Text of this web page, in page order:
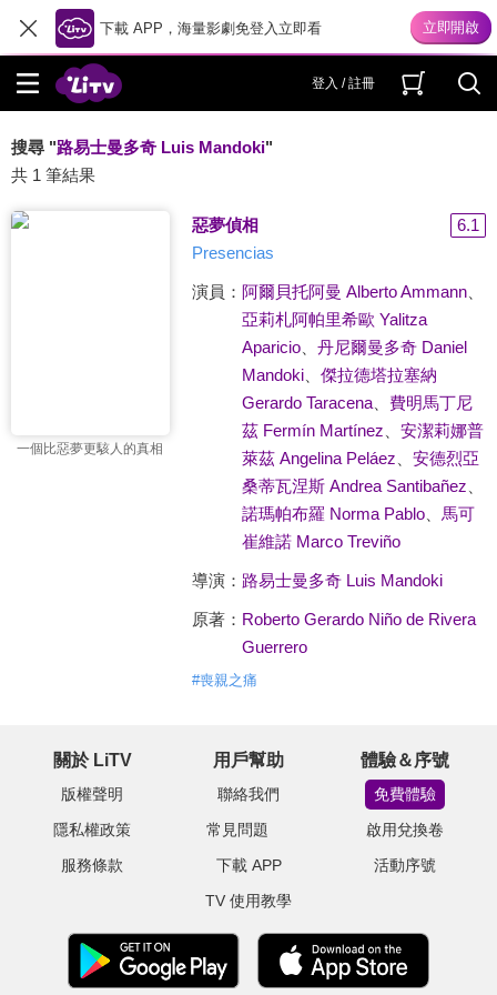
下載 APP，海量影劇免登入立即看
登入 / 註冊
搜尋 "路易士曼多奇 Luis Mandoki"
共 1 筆結果
一個比惡夢更駭人的真相
惡夢偵相
6.1
Presencias
演員： 阿爾貝托阿曼 Alberto Ammann、
亞莉札阿帕里希歐 Yalitza
Aparicio、 丹尼爾曼多奇 Daniel
Mandoki、 傑拉德塔拉塞納
Gerardo Taracena、 費明馬丁尼
茲 Fermín Martínez
安潔莉娜普
萊茲 Angelina Peláez
安德烈亞
桑蒂瓦涅斯 Andrea Santibañez
諾瑪帕布羅 Norma Pablo、 馬可
崔維諾 Marco Treviño
導演： 路易士曼多奇 Luis Mandoki
原著： Roberto Gerardo Niño de Rivera
Guerrero
#喪親之痛
關於 LiTV
版權聲明
隱私權政策
服務條款
用戶幫助
聯絡我們
常見問題
下載 APP
TV 使用教學
體驗＆序號
免費體驗
啟用兌換卷
活動序號